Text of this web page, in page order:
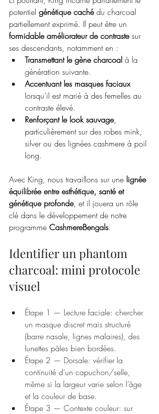
potentiel génétique caché du charcoal
partiellement exprimé. Il peut être un
formidable améliorateur de contraste sur
ses descendants, notamment en :
Transmettant le gène charcoal à la
génération suivante.
Accentuant les masques faciaux
lorsqu’il est marié à des femelles au
contraste élevé.
Renforçant le look sauvage,
particulièrement sur des robes mink,
silver ou des lignées cashmere à poil
long.
Avec King, nous travaillons sur une lignée
équilibrée entre esthétique, santé et
génétique profonde, et il jouera un rôle
clé dans le développement de notre
programme CashmereBengals.
Identifier un phantom
charcoal: mini protocole
visuel
Étape 1 — Lecture faciale: chercher
un masque discret mais structuré
(barre nasale, lignes malaires), des
lunettes pâles bien bordées.
Étape 2 — Dorsale: vérifier la
continuité d’un capuchon/selle,
même si la largeur varie selon l’âge
et la couleur de base.
Étape 3 — Contexte couleur: sur